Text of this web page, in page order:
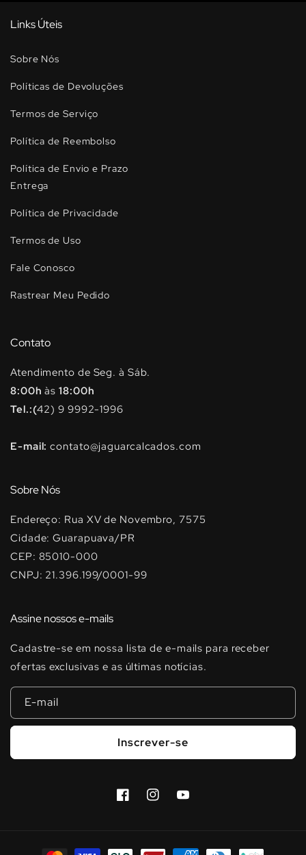
Links Úteis
Sobre Nós
Políticas de Devoluções
Termos de Serviço
Política de Reembolso
Política de Envio e Prazo
Entrega
Política de Privacidade
Termos de Uso
Fale Conosco
Rastrear Meu Pedido
Contato
Atendimento de Seg. à Sáb.
8:00h às18:00h
Tel.:(42) 9 9992-1996
E-mail:contato@jaguarcalcados.com
Sobre Nós
Endereço: Rua XV de Novembro, 7575
Cidade: Guarapuava/PR
CEP: 85010-000
CNPJ: 21.396.199/0001-99
Assine nossos e-mails
Cadastre-se em nossa lista de e-mails para receber
ofertas exclusivas e as últimas notícias.
E-mail
Inscrever-se
FacebookInstagramYouTube
Formas